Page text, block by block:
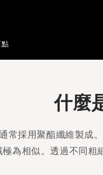
什麼
常採用聚酯纖維製
為相似。透過不同